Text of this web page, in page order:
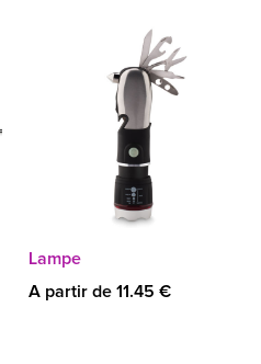
Lampe
A partir de 11.45 €